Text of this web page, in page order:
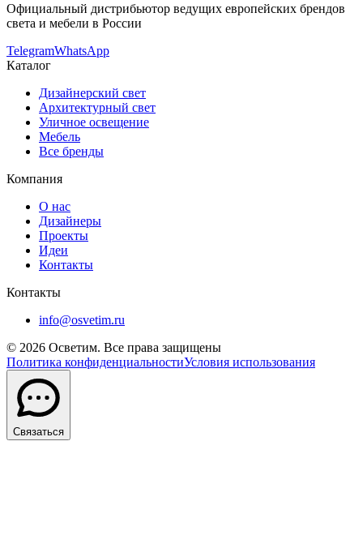
Официальный дистрибьютор ведущих европейских брендов
света и мебели в России
TelegramWhatsApp
Каталог
Дизайнерский свет
Архитектурный свет
Уличное освещение
Мебель
Все бренды
Компания
О нас
Дизайнеры
Проекты
Идеи
Контакты
Контакты
info@osvetim.ru
© 2026 Осветим. Все права защищены
Политика конфиденциальностиУсловия использования
Связаться